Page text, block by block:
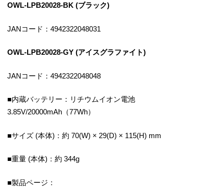
OWL-LPB20028-BK (ブラック)
JANコード：4942322048031
OWL-LPB20028-GY (アイスグラファイト)
JANコード：4942322048048
■内蔵バッテリー：リチウムイオン電池
3.85V/20000mAh（77Wh）
■サイズ (本体)：約 70(W) × 29(D) × 115(H) mm
■重量 (本体)：約 344g
■製品ページ：